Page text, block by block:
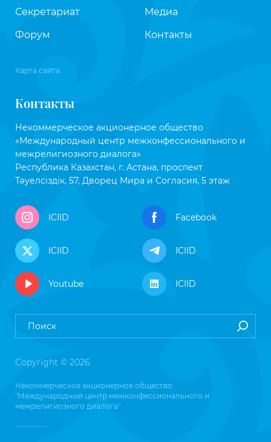
Секретариат
Форум
Медиа
Контакты
Карта сайта
Контакты
Некоммерческое акционерное общество
«Международный центр межконфессионального и
межрелигиозного диалога»
Республика Казахстан, г. Астана, проспект
Тәуелсіздік, 57, Дворец Мира и Согласия, 5 этаж
ICIID Facebook
ICIID ICIID
Youtube ICIID
Copyright © 2026
Некоммерческое акционерное общество
"Международный центр межконфессионального и
межрелигиозного диалога"